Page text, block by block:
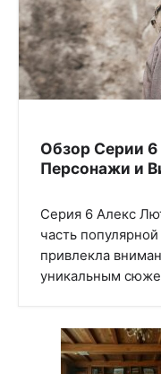
Обзор Серии
Персонажи и
Серия 6 Алекс
часть
привлекла
уникальным